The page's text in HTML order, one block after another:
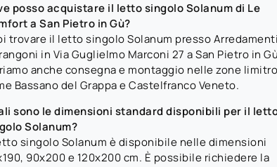
posso acquistare il letto singolo Solanum di Le
a San Pietro in Gù?
trovare il letto singolo Solanum presso Arredamenti
in Via Guglielmo Marconi 27 a San Pietro in
anche consegna e montaggio nelle zone
Bassano del Grappa e Castelfranco Veneto.
sono le dimensioni standard disponibili per il
Solanum?
singolo Solanum è disponibile nelle dimensioni
90x200 e 120x200 cm. È possibile richiedere la